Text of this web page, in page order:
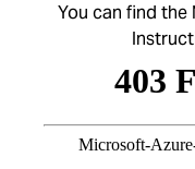
You can find